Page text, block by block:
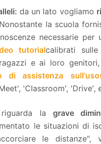
da un lato vogliamo
la scuola
necessarie per
tutorialcalibrati
e ai loro
di assistenza sull'uso
'Classroom', 'Drive',
la grave
le situazioni di
le distanze",